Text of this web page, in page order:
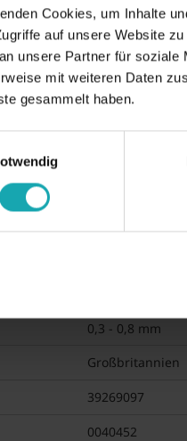
Cookies, um Inhalte
auf unsere Website
unsere Partner für soziale
mit weiteren Daten
gesammelt haben.
0,3 - 0,8 mm
Großbritannien
39269097
0040452